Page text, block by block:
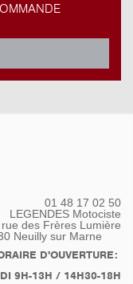
01 48 17 02 50
LEGENDES Motociste
des Frères Lumière
Neuilly sur Marne
D'OUVERTURE:
9H-13H / 14H30-18H